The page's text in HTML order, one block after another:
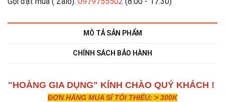
MÔ TẢ SẢN PHẨM
CHÍNH SÁCH BẢO HÀNH
"HOÀNG GIA DỤNG" KÍNH CHÀO QUÝ KHÁCH !
ĐƠN HÀNG MUA SỈ TỐI THIỂU: > 300K